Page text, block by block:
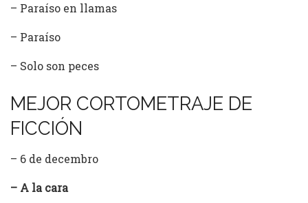
– Paraíso en llamas
– Paraíso
– Solo son peces
MEJOR CORTOMETRAJE DE
FICCIÓN
– 6 de decembro
– A la cara